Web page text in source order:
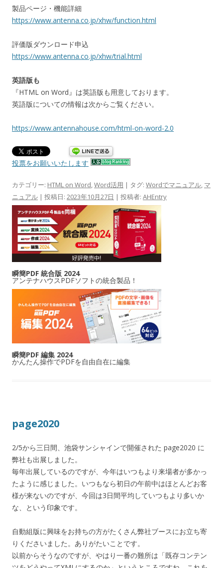
製品ページ・機能詳細
https://www.antenna.co.jp/xhw/function.html
評価版ダウンロード申込
https://www.antenna.co.jp/xhw/trial.html
英語版も
『HTML on Word』は英語版も用意しております。
英語版についての情報は次からご覧ください。
https://www.antennahouse.com/html-on-word-2.0
投票をお願いいたします
カテゴリー: HTML on Word,Word活用 | タグ: Wordでマニュアル, マ
ニュアル | 投稿日: 2023年10月27日 | 投稿者: AHEntry
瞬簡PDF 統合版 2024
アンテナハウスPDFソフトの統合製品！
瞬簡PDF 編集 2024
かんたん操作でPDFを自由自在に編集
page2020
2/5から三日間、池袋サンシャインで開催された page2020 に
弊社も出展しました。
毎年出展しているのですが、今年はいつもより来場者が多かっ
たように感じました。いつもなら初日の午前中はほとんどお客
様が来ないのですが、今回は3日間平均していつもより多いか
な、という印象です。
自動組版に興味をお持ちの方がたくさん弊社ブースにお立ち寄
りくださいました。ありがたいことです。
以前からそうなのですが、やはり一番の難所は「既存コンテン